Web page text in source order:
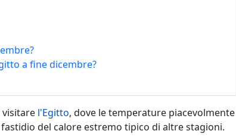
a fine dicembre?
l'Egitto, dove le temperature piacevolmente
del calore estremo tipico di altre stagioni.